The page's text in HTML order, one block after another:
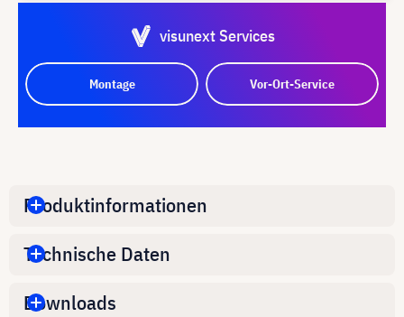
visunext Services
Montage Vor-Ort-Service
Produktinformationen
Technische Daten
Downloads